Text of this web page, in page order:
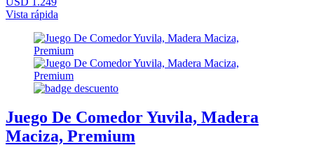
Vista rápida
Juego De Comedor Yuvila, Madera
Maciza, Premium